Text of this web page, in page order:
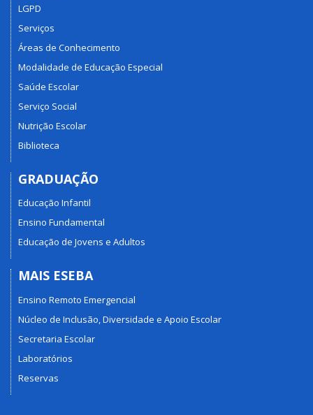
LGPD
Serviços
Áreas de Conhecimento
Modalidade de Educação Especial
Saúde Escolar
Serviço Social
Nutrição Escolar
Biblioteca
GRADUAÇÃO
Educação Infantil
Ensino Fundamental
Educação de Jovens e Adultos
MAIS ESEBA
Ensino Remoto Emergencial
Núcleo de Inclusão, Diversidade e Apoio Escolar
Secretaria Escolar
Laboratórios
Reservas